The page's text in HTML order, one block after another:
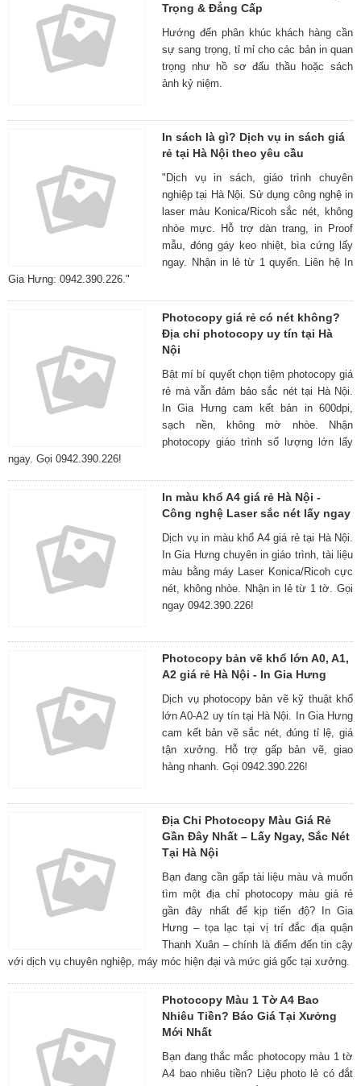
Trọng & Đẳng Cấp
Hướng đến phân khúc khách hàng cần
sự sang trọng, tỉ mỉ cho các bản in quan
trọng như hồ sơ đấu thầu hoặc sách
ảnh kỷ niệm.
In sách là gì? Dịch vụ in sách giá
rẻ tại Hà Nội theo yêu cầu
"Dịch vụ in sách, giáo trình chuyên
nghiệp tại Hà Nội. Sử dụng công nghệ in
laser màu Konica/Ricoh sắc nét, không
nhòe mực. Hỗ trợ dàn trang, in Proof
mẫu, đóng gáy keo nhiệt, bìa cứng lấy
ngay. Nhận in lẻ từ 1 quyển. Liên hệ In
Gia Hưng: 0942.390.226."
Photocopy giá rẻ có nét không?
Địa chỉ photocopy uy tín tại Hà
Nội
Bật mí bí quyết chọn tiệm photocopy giá
rẻ mà vẫn đảm bảo sắc nét tại Hà Nội.
In Gia Hưng cam kết bản in 600dpi,
sạch nền, không mờ nhòe. Nhận
photocopy giáo trình số lượng lớn lấy
ngay. Gọi 0942.390.226!
In màu khổ A4 giá rẻ Hà Nội -
Công nghệ Laser sắc nét lấy ngay
Dịch vụ in màu khổ A4 giá rẻ tại Hà Nội.
In Gia Hưng chuyên in giáo trình, tài liệu
màu bằng máy Laser Konica/Ricoh cực
nét, không nhòe. Nhận in lẻ từ 1 tờ. Gọi
ngay 0942.390.226!
Photocopy bản vẽ khổ lớn A0, A1,
A2 giá rẻ Hà Nội - In Gia Hưng
Dịch vụ photocopy bản vẽ kỹ thuật khổ
lớn A0-A2 uy tín tại Hà Nội. In Gia Hưng
cam kết bản vẽ sắc nét, đúng tỉ lệ, giá
tận xưởng. Hỗ trợ gấp bản vẽ, giao
hàng nhanh. Gọi 0942.390.226!
Địa Chỉ Photocopy Màu Giá Rẻ
Gần Đây Nhất – Lấy Ngay, Sắc Nét
Tại Hà Nội
Bạn đang cần gấp tài liệu màu và muốn
tìm một địa chỉ photocopy màu giá rẻ
gần đây nhất để kịp tiến độ? In Gia
Hưng – tọa lạc tại vị trí đắc địa quận
Thanh Xuân – chính là điểm đến tin cậy
với dịch vụ chuyên nghiệp, máy móc hiện đại và mức giá gốc tại xưởng.
Photocopy Màu 1 Tờ A4 Bao
Nhiêu Tiền? Báo Giá Tại Xưởng
Mới Nhất
Bạn đang thắc mắc photocopy màu 1 tờ
A4 bao nhiêu tiền? Liệu photo lẻ có đắt